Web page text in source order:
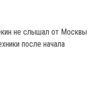
не слышал от Москвы
после начала